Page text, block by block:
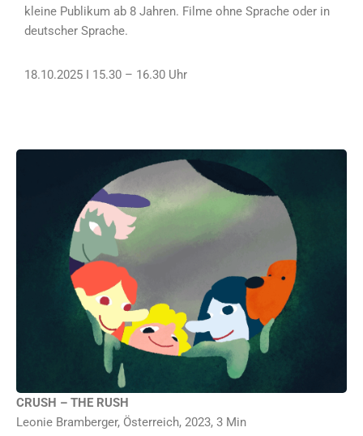
kleine Publikum ab 8 Jahren. Filme ohne Sprache oder in
deutscher Sprache.
18.10.2025 I 15.30 – 16.30 Uhr
Five friends enjoy the rush of a fast vehicle!
CRUSH – THE RUSH
Leonie Bramberger, Österreich, 2023, 3 Min